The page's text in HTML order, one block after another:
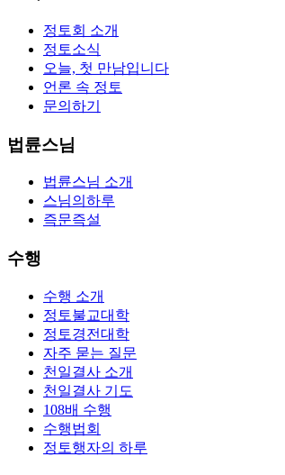
정토회 소개
정토소식
오늘, 첫 만남입니다
언론 속 정토
문의하기
법륜스님
법륜스님 소개
스님의하루
즉문즉설
수행
수행 소개
정토불교대학
정토경전대학
자주 묻는 질문
천일결사 소개
천일결사 기도
108배 수행
수행법회
정토행자의 하루